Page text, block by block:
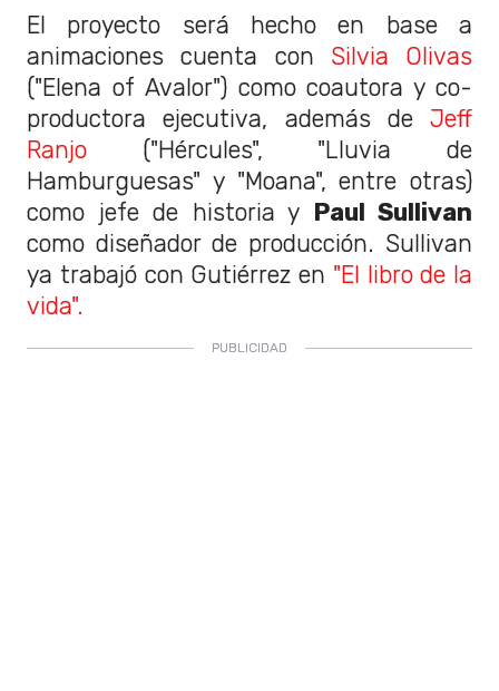
El proyecto será hecho en base a
animaciones cuenta con Silvia Olivas
("Elena of Avalor") como coautora y co-
productora ejecutiva, además de Jeff
Ranjo ("Hércules", "Lluvia de
Hamburguesas" y "Moana", entre otras)
como jefe de historia y Paul Sullivan
como diseñador de producción. Sullivan
ya trabajó con Gutiérrez en "El libro de la
vida".